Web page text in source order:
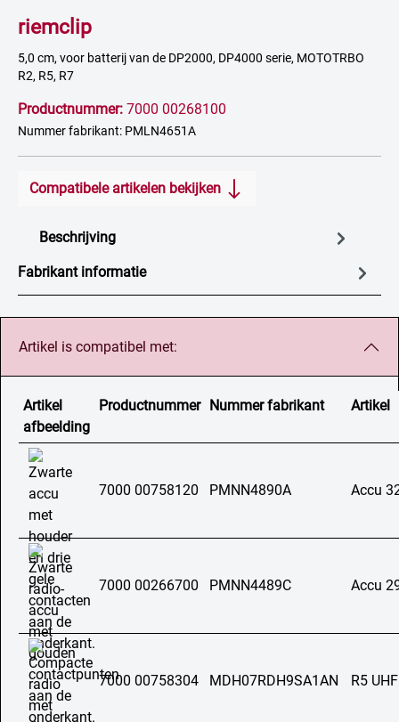
riemclip
5,0 cm, voor batterij van de DP2000, DP4000 serie, MOTOTRBO
R2, R5, R7
Productnummer: 7000 00268100
Nummer fabrikant: PMLN4651A
Compatibele artikelen bekijken
Beschrijving
Fabrikant informatie
Artikel is compatibel met:
Artikel
afbeelding
Productnummer Nummer fabrikant Artikel
7000 00758120 PMNN4890A Accu
7000 00266700 PMNN4489C Accu
7000 00758304 MDH07RDH9SA1AN R5